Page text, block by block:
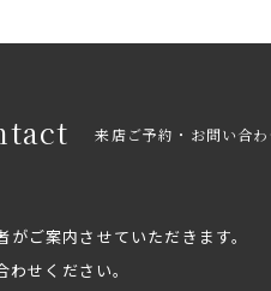
来店ご予約・お問い合
ご案内させていただきます。
せください。